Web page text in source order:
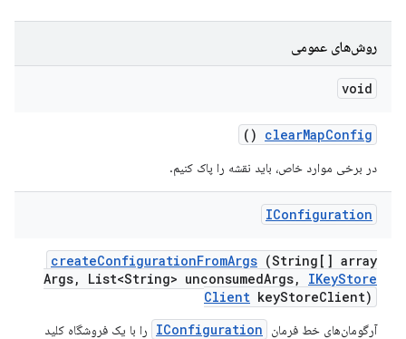
روش‌های عمومی
void
clearMapConfig
()
در برخی موارد خاص، باید نقشه را پاک کنیم.
IConfiguration
createConfigurationFromArgs (String[] array
Args, List<String> unconsumedArgs, IKeyStore
Client keyStoreClient)
آرگومان‌های خط فرمان IConfiguration
را با یک فروشگاه کلید